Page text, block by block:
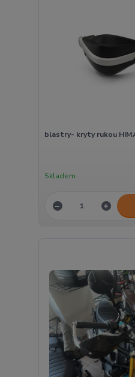
blastry- kryty rukou
Skladem